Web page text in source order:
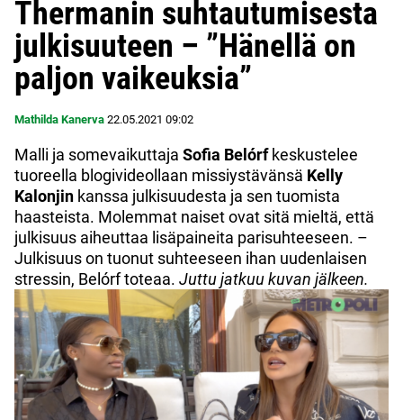
Thermanin suhtautumisesta
julkisuuteen – ”Hänellä on
paljon vaikeuksia”
Mathilda Kanerva 22.05.2021 09:02
Malli ja somevaikuttaja Sofia Belórfkeskustelee
tuoreella blogivideollaan missiystävänsä Kelly
Kalonjin kanssa julkisuudesta ja sen tuomista
haasteista. Molemmat naiset ovat sitä mieltä, että
julkisuus aiheuttaa lisäpaineita parisuhteeseen. –
Julkisuus on tuonut suhteeseen ihan uudenlaisen
stressin, Belórf toteaa. Juttu jatkuu kuvan jälkeen.